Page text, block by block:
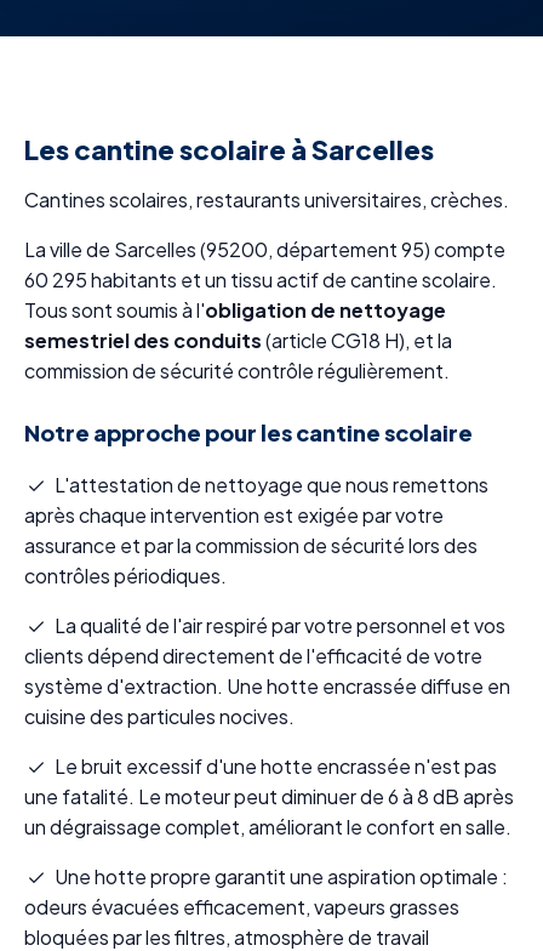
Les cantine scolaire à Sarcelles
Cantines scolaires, restaurants universitaires, crèches.
La ville de Sarcelles (95200, département 95) compte
60 295 habitants et un tissu actif de cantine scolaire.
Tous sont soumis à l'obligation de nettoyage
semestriel des conduits(article CG18 H), et la
commission de sécurité contrôle régulièrement.
Notre approche pour les cantine scolaire
L'attestation de nettoyage que nous remettons
après chaque intervention est exigée par votre
assurance et par la commission de sécurité lors des
contrôles périodiques.
La qualité de l'air respiré par votre personnel et vos
clients dépend directement de l'efficacité de votre
système d'extraction. Une hotte encrassée diffuse en
cuisine des particules nocives.
Le bruit excessif d'une hotte encrassée n'est pas
une fatalité. Le moteur peut diminuer de 6 à 8 dB après
un dégraissage complet, améliorant le confort en salle.
Une hotte propre garantit une aspiration optimale :
odeurs évacuées efficacement, vapeurs grasses
bloquées par les filtres, atmosphère de travail